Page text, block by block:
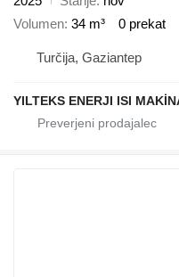
Volumen 34 m³ 0 prekat
Turčija, Gaziantep